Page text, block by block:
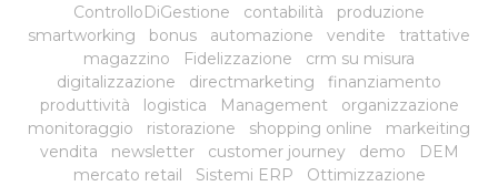
ControlloDiGestione
contabilità
produzione
smartworking
bonus automazione vendite
trattative
magazzino
Fidelizzazione
crm su misura
digitalizzazione
directmarketing
finanziamento
produttività
logistica Management
organizzazione
monitoraggio
ristorazione shopping online
markeiting
vendita
newsletter customer journey demo
DEM
mercato retail
Sistemi ERP
Ottimizzazione